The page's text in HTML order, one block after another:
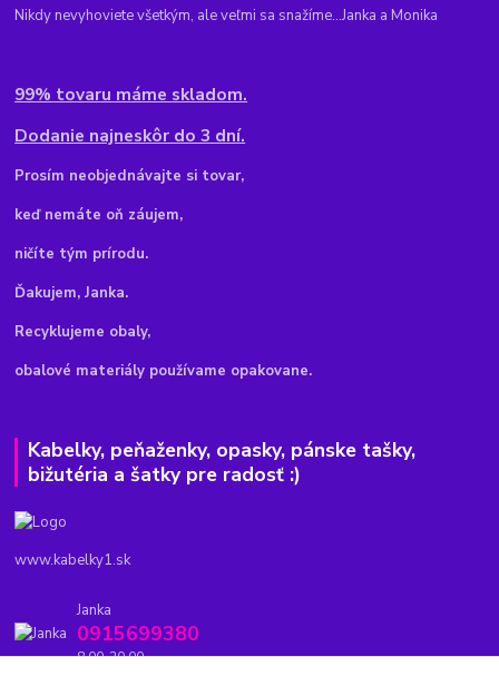
Nikdy nevyhoviete všetkým, ale veľmi sa snažíme...Janka a Monika
99% tovaru máme skladom.
Dodanie najneskôr do 3 dní.
Prosím neobjednávajte si tovar,
keď nemáte oň záujem,
ničíte tým prírodu.
Ďakujem, Janka.
Recyklujeme obaly,
obalové materiály používame opakovane.
Kabelky, peňaženky, opasky, pánske tašky,
bižutéria a šatky pre radosť :)
www.kabelky1.sk
Janka
0915699380
8.00-20.00